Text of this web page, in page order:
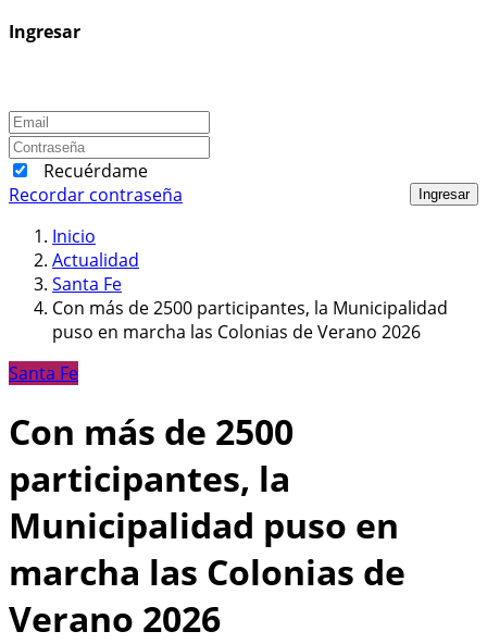
Ingresar
Recuérdame
Ingresar
Recordar contraseña
Inicio
Actualidad
Santa Fe
Con más de 2500 participantes, la Municipalidad
puso en marcha las Colonias de Verano 2026
Santa Fe
Con más de 2500
participantes, la
Municipalidad puso en
marcha las Colonias de
Verano 2026